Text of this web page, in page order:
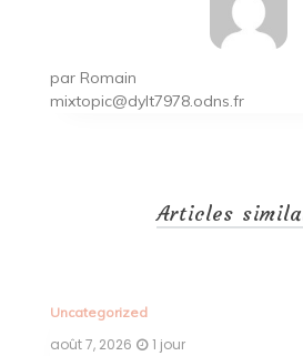
par Romain
mixtopic@dylt7978.odns.fr
Articles
Uncategorized
août 7, 2026 1 jour